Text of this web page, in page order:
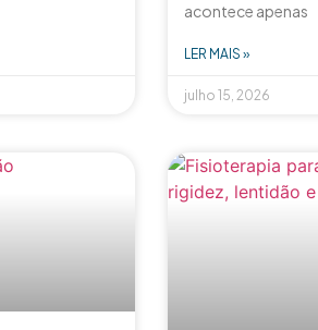
acontece apenas
LER MAIS »
julho 15, 2026